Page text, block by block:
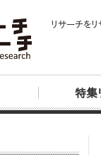
リサーチを
特集